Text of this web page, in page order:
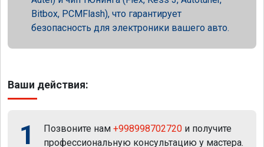
Bitbox, PCMFlash), что гарантирует
безопасность для электроники вашего авто.
Ваши действия:
1 Позвоните нам +998998702720 и получите
профессиональную консультацию у мастера.